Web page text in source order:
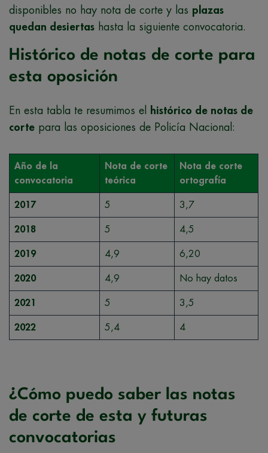
disponibles no hay nota de corte y las plazas
quedan desiertas hasta la siguiente convocatoria.
Histórico de notas de corte para
esta oposición
En esta tabla te resumimos el
histórico de notas de
corte para las oposiciones de Policía Nacional:
Año de la
convocatoria
Nota de corte
teórica
Nota de corte
ortografía
2017 5 3,7
2018 5 4,5
2019 4,9 6,20
2020 4,9 No hay datos
2021 5 3,5
2022 5,4 4
¿Cómo puedo saber las notas
de corte de esta y futuras
convocatorias